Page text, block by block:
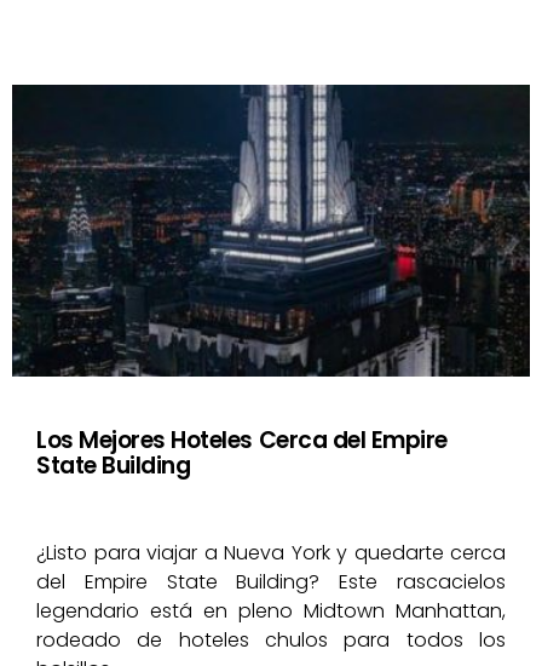
Los Mejores Hoteles Cerca del Empire
State Building
¿Listo para viajar a Nueva York y quedarte cerca
del Empire State Building? Este rascacielos
legendario está en pleno Midtown Manhattan,
rodeado de hoteles chulos para todos los